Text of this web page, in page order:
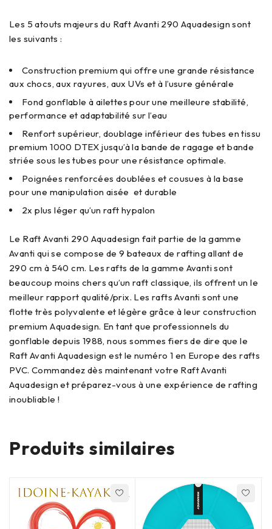
Les 5 atouts majeurs du Raft Avanti 290 Aquadesign sont
les suivants :
Construction premium qui offre une grande résistance
aux chocs, aux rayures, aux UVs et à l’usure générale
Fond gonflable à ailettes pour une meilleure stabilité,
performance et adaptabilité sur l’eau
Renfort supérieur, doublage inférieur des tubes en tissu
premium 1000 DTEX jusqu’à la bande de ragage et bande
striée sous les tubes pour une résistance optimale.
Poignées renforcées doublées et cousues à la base
pour une manipulation aisée et durable
2x plus léger qu’un raft hypalon
Le Raft Avanti 290 Aquadesign fait partie de la gamme
Avanti qui se compose de 9 bateaux de rafting allant de
290 cm à 540 cm. Les rafts de la gamme Avanti sont
beaucoup moins chers qu’un raft classique, ils offrent un le
meilleur rapport qualité/prix. Les rafts Avanti sont une
flotte très polyvalente et légère grâce à leur construction
premium Aquadesign. En tant que professionnels du
gonflable depuis 1988, nous sommes fiers de dire que le
Raft Avanti Aquadesign est le numéro 1 en Europe des rafts
PVC. Commandez dès maintenant votre Raft Avanti
Aquadesign et préparez-vous à une expérience de rafting
inoubliable !
Produits similaires